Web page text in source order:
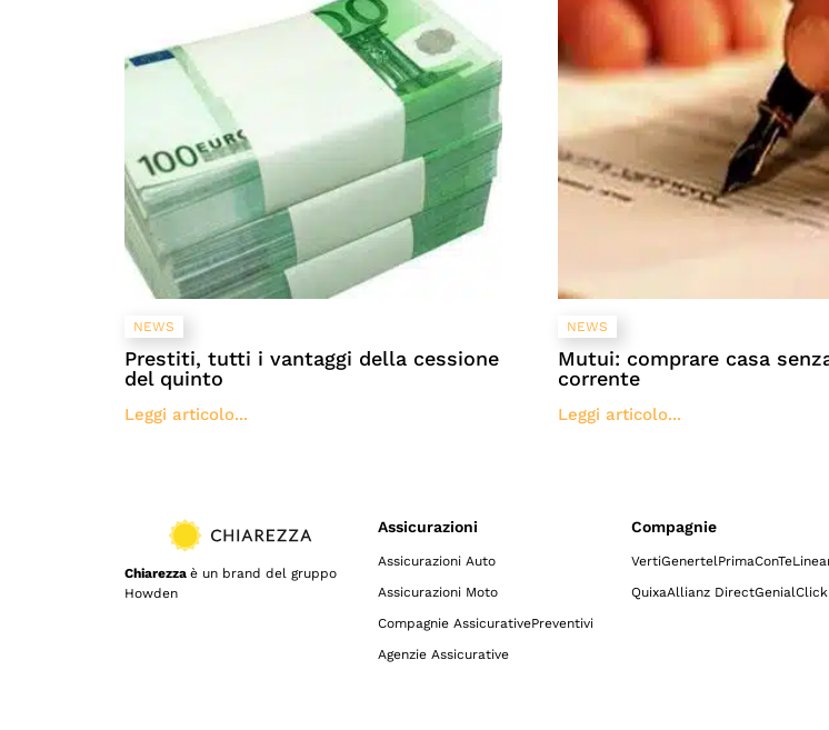
NEWS
Prestiti, tutti i vantaggi della cessione
del quinto
Leggi articolo...
NEWS
Mutui: comprare casa
corrente
Leggi articolo...
Chiarezza è un brand del gruppo
Howden
Assicurazioni
Assicurazioni Auto
Assicurazioni Moto
Compagnie AssicurativePreventivi
Agenzie Assicurative
Compagnie
VertiGenertelPrimaConTe
QuixaAllianz DirectGenialClick